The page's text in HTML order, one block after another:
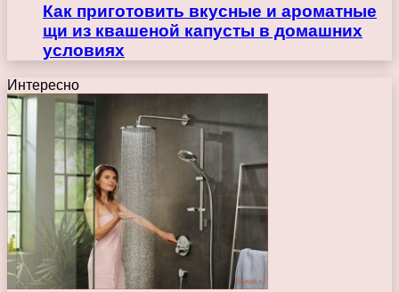
Как приготовить вкусные и ароматные
щи из квашеной капусты в домашних
условиях
Интересно